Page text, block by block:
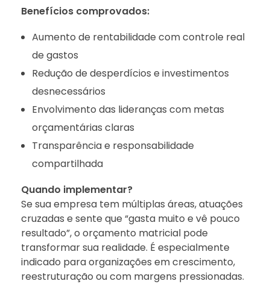
Benefícios comprovados:
Aumento de rentabilidade com controle real
de gastos
Redução de desperdícios e investimentos
desnecessários
Envolvimento das lideranças com metas
orçamentárias claras
Transparência e responsabilidade
compartilhada
Quando implementar?
Se sua empresa tem múltiplas áreas, atuações
cruzadas e sente que “gasta muito e vê pouco
resultado”, o orçamento matricial pode
transformar sua realidade. É especialmente
indicado para organizações em crescimento,
reestruturação ou com margens pressionadas.